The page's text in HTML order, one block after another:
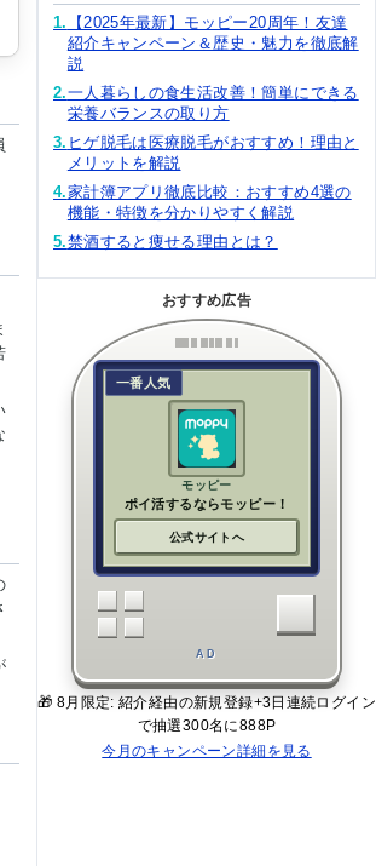
1.
【2025年最新】モッピー20周年！友達
紹介キャンペーン＆歴史・魅力を徹底解
説
2.一人暮らしの食生活改善！簡単にできる
栄養バランスの取り方
3. ヒゲ脱毛は医療脱毛がおすすめ！理由と
メリットを解説
4.家計簿アプリ徹底比較：おすすめ4選の
機能・特徴を分かりやすく解説
5.禁酒すると痩せる理由とは？
おすすめ広告
一番人気
モッピー
ポイ活するならモッピー！
公式サイトへ
AD
🎁 8月限定: 紹介経由の新規登録+3日連続ログイン
で抽選300名に888P
今月のキャンペーン詳細を見る